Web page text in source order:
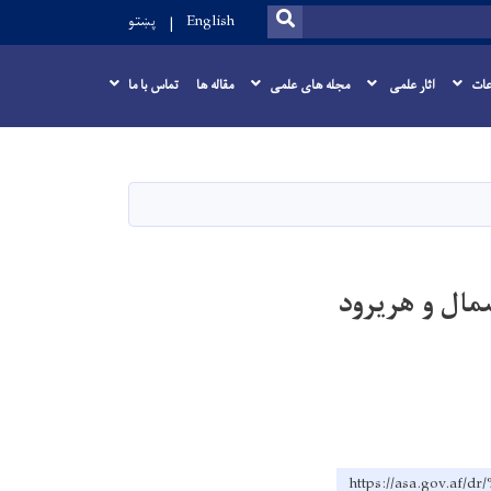
SEARCH
English پښتو
اثار علمی مجله های علمی مقاله ها تماس با ما
و هریرود
https://asa.gov.af/dr/